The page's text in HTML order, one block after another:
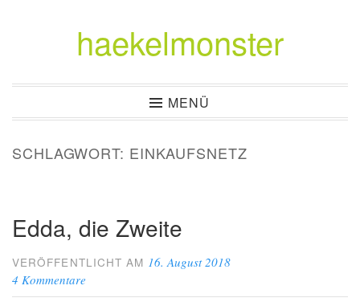
haekelmonster
MENÜ
SCHLAGWORT: EINKAUFSNETZ
Edda, die Zweite
VERÖFFENTLICHT AM 16. August 2018
4 Kommentare